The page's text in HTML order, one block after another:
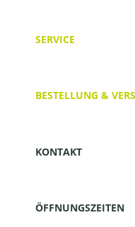
SERVICE
BESTELLUNG &
KONTAKT
ÖFFNUNGSZEITEN